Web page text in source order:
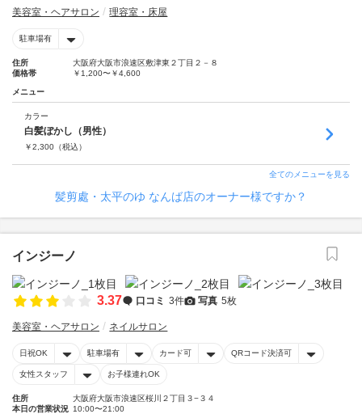
美容室・ヘアサロン 理容室・床屋
駐車場有
住所
大阪府大阪市浪速区敷津東２丁目２－８
価格帯
￥1,200〜￥4,600
メニュー
カラー
白髪ぼかし（男性）
￥2,300 （税込）
全てのメニューを見る
髪剪處・太平のゆ なんば店のオーナー様ですか？
インジーノ
3.37 口コミ 3件 写真 5枚
美容室・ヘアサロン ネイルサロン
日祝OK 駐車場有 カード可 QRコード決済可
女性スタッフ お子様連れOK
住所
大阪府大阪市浪速区桜川２丁目３−３４
本日の営業状況 10:00〜21:00